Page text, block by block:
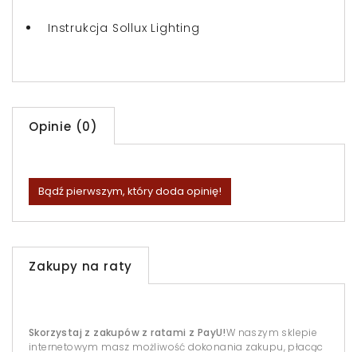
Instrukcja Sollux Lighting
Opinie (0)
Bądź pierwszym, który doda opinię!
Zakupy na raty
Skorzystaj z zakupów z ratami z PayU!W naszym sklepie
internetowym masz możliwość dokonania zakupu, płacąc